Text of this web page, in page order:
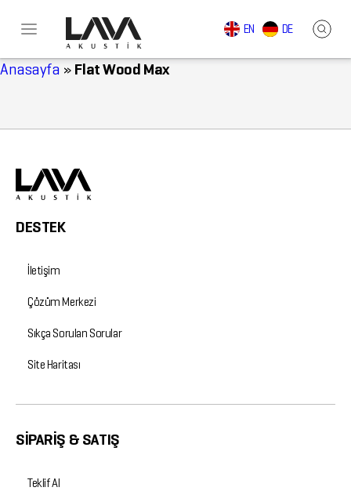
EN DE
Anasayfa » Flat Wood Max
DESTEK
İletişim
Çözüm Merkezi
Sıkça Sorulan Sorular
Site Haritası
SİPARİŞ & SATIŞ
Teklif Al